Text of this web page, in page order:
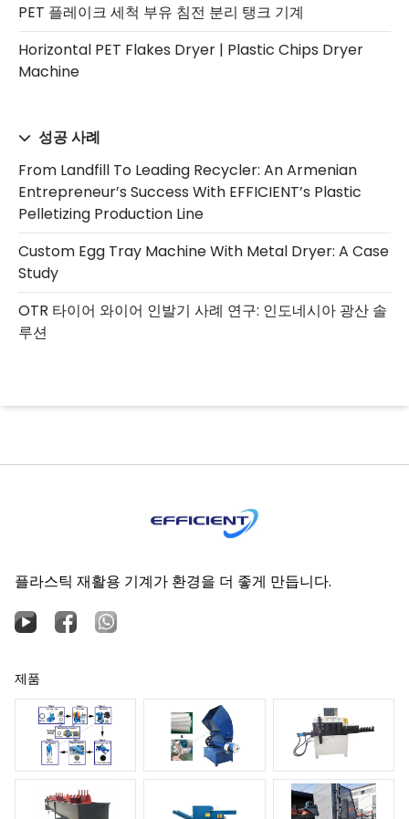
PET 플레이크 세척 부유 침전 분리 탱크 기계
Horizontal PET Flakes Dryer | Plastic Chips Dryer
Machine
성공 사례
From Landfill To Leading Recycler: An Armenian
Entrepreneur’s Success With EFFICIENT’s Plastic
Pelletizing Production Line
Custom Egg Tray Machine With Metal Dryer: A Case
Study
OTR 타이어 와이어 인발기 사례 연구: 인도네시아 광산 솔
루션
플라스틱 재활용 기계가 환경을 더 좋게 만듭니다.
제품